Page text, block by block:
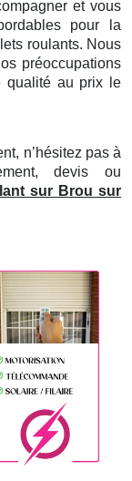
et vous
pour la
roulants. Nous
préoccupations
qualité au prix le
n’hésitez pas à
devis ou
sur Brou sur